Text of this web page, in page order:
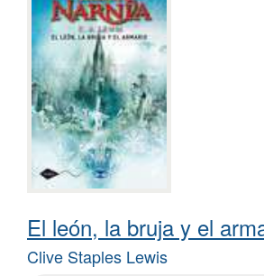
El león, la bruja y el
Clive Staples Lewis